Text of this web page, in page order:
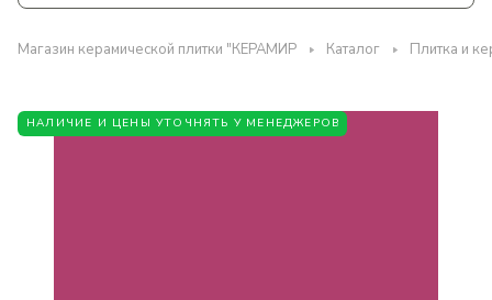
Магазин керамической плитки "КЕРАМИР Каталог Плитка и
НАЛИЧИЕ И ЦЕНЫ УТОЧНЯТЬ У МЕНЕДЖЕРОВ